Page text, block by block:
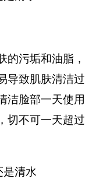
的污垢和油脂，
导致肌肤清洁过
洁脸部一天使用
切不可一天超过